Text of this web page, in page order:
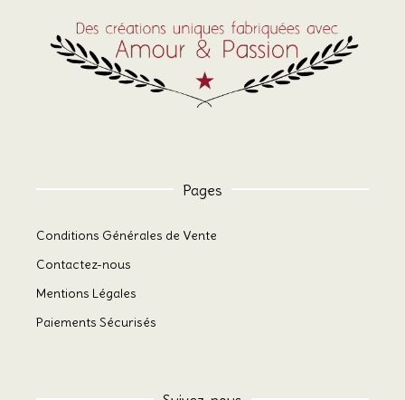
Pages
Conditions Générales de Vente
Contactez-nous
Mentions Légales
Paiements Sécurisés